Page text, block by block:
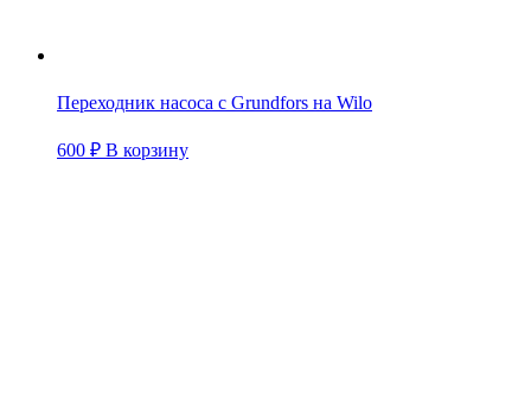
Переходник насоса с Grundfors на Wilo
600 ₽ В корзину